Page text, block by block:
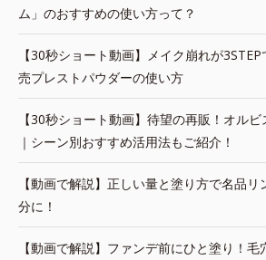
ム」のおすすめの使い方って？
【30秒ショート動画】メイク崩れが
売プレストパウダーの使い方
【30秒ショート動画】待望の再販！オル
｜シーン別おすすめ活用法もご紹介！
【動画で解説】正しい量と塗り方で名品
分に！
【動画で解説】ファンデ前にひと塗り！